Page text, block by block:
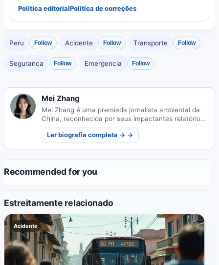
Política editorialPolítica de correções
Peru Follow Acidente Follow Transporte Follow
Seguranca Follow Emergencia Follow
Mei Zhang
Mei Zhang é uma premiada jornalista ambiental da
China, reconhecida por seus impactantes relatórios
sobre sustentabilidade. Seu trabalho ilumina desafios
e soluções ecológicas críticas.
Ler biografia completa → →
Recommended for you
Estreitamente relacionado
Acidente